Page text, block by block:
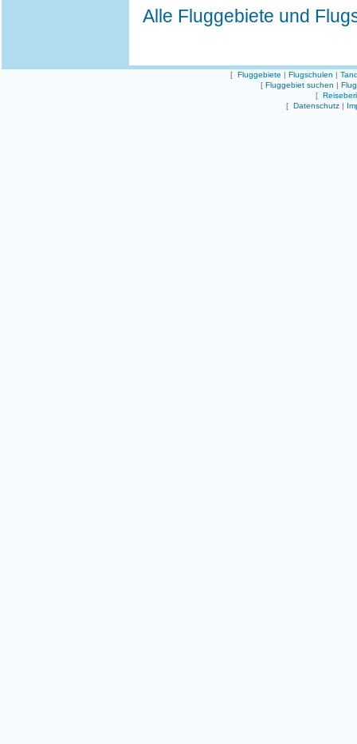
Alle Fluggebiete und
[ Fluggebiete | Flugschulen |
[ Fluggebiet suchen |
[
[ Datenschutz |